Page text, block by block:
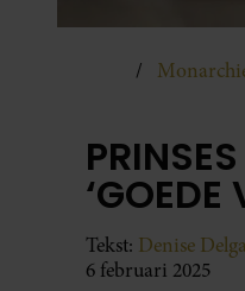
Tekst: Denise
6 februari 2025